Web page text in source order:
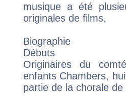
musique a été
originales de films.
Biographie
Débuts
Originaires du
enfants Chambers,
partie de la chorale